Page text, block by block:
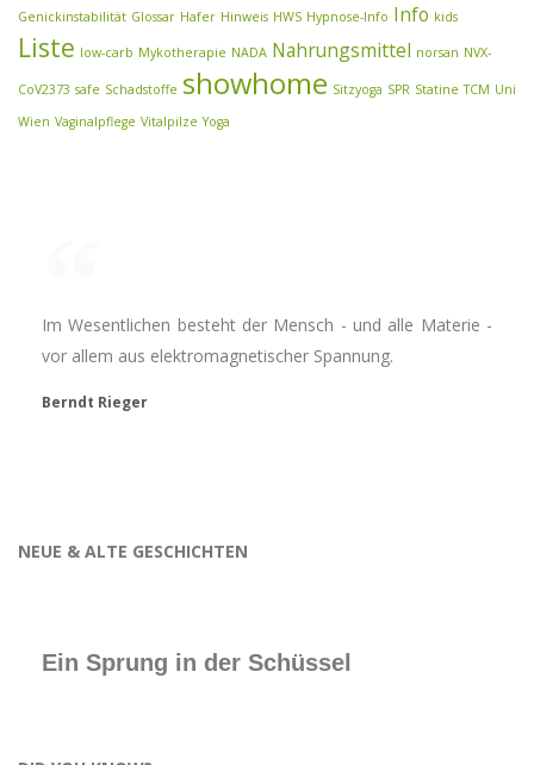
Genickinstabilität Glossar Hafer Hinweis HWS Hypnose-Info Info kids
Liste low-carb Mykotherapie NADA Nahrungsmittel norsan NVX-
CoV2373 safe Schadstoffe showhome Sitzyoga SPR Statine TCM Uni
Wien Vaginalpflege Vitalpilze Yoga
Im Wesentlichen besteht der Mensch - und alle Materie -
vor allem aus elektromagnetischer Spannung.
Berndt Rieger
NEUE & ALTE GESCHICHTEN
Ein Sprung in der Schüssel